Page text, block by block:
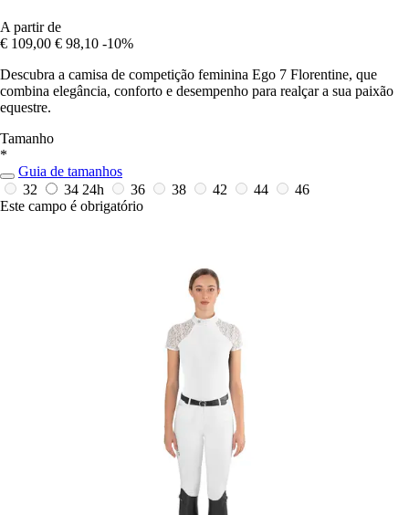
A partir de
€ 109,00 € 98,10 -10%
Descubra a camisa de competição feminina Ego 7 Florentine, que
combina elegância, conforto e desempenho para realçar a sua paixão
equestre.
Tamanho
*
Guia de tamanhos
32
34 24h 36 38 42 44
46
Este campo é obrigatório